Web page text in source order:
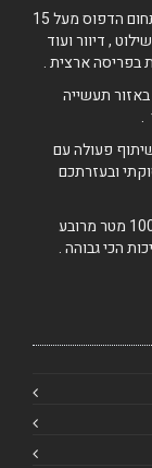
חברת קולור פרינט גרופ בע"מ בירושלים מתמחה בתחום הדפוס מעל 15
, דיוור ועוד
תעשייה
.
פעולה עם
תעסוקתי ובעזרתכם
המפעל דפוס שלנו בירושלים משתטח על מעל מ 1000 מטר מרובע
הכי גבוהה .